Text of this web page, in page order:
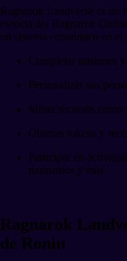
Ragnarok Landverse es un
esencia del Ragnarok
un sistema económico en
Completar misiones
Personalizar sus
Minar recursos como
Obtener tokens y
Participar en
monstruos y más.
Ragnarok
de Ronin